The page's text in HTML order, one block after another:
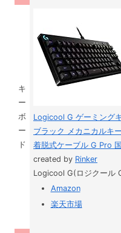
キ
ー
ボ
ー
ド
Logicool G ゲーミング
ブラック メカニカルキ
着脱式ケーブル G Pro
created by Rinker
Logicool G(ロジクール
Amazon
楽天市場